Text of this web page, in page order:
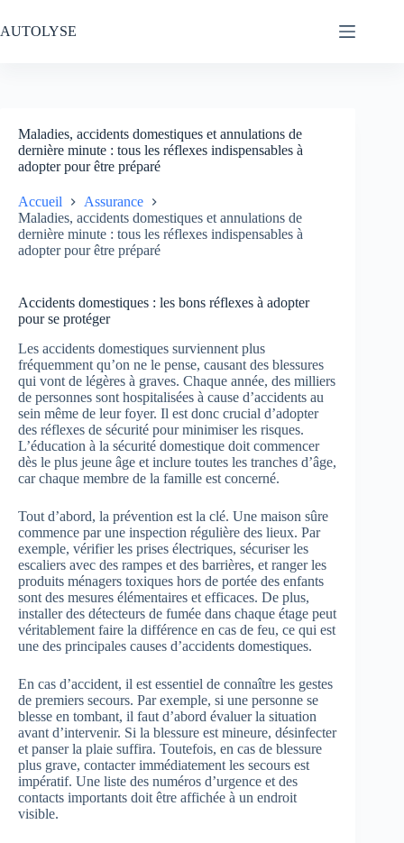
au
contenu
AUTOLYSE
Maladies, accidents domestiques et annulations de
dernière minute : tous les réflexes indispensables à
adopter pour être préparé
Accueil
Assurance
Maladies, accidents domestiques et annulations de
dernière minute : tous les réflexes indispensables à
adopter pour être préparé
Accidents domestiques : les bons réflexes à adopter
pour se protéger
Les accidents domestiques surviennent plus
fréquemment qu’on ne le pense, causant des blessures
qui vont de légères à graves. Chaque année, des milliers
de personnes sont hospitalisées à cause d’accidents au
sein même de leur foyer. Il est donc crucial d’adopter
des réflexes de sécurité pour minimiser les risques.
L’éducation à la sécurité domestique doit commencer
dès le plus jeune âge et inclure toutes les tranches d’âge,
car chaque membre de la famille est concerné.
Tout d’abord, la prévention est la clé. Une maison sûre
commence par une inspection régulière des lieux. Par
exemple, vérifier les prises électriques, sécuriser les
escaliers avec des rampes et des barrières, et ranger les
produits ménagers toxiques hors de portée des enfants
sont des mesures élémentaires et efficaces. De plus,
installer des détecteurs de fumée dans chaque étage peut
véritablement faire la différence en cas de feu, ce qui est
une des principales causes d’accidents domestiques.
En cas d’accident, il est essentiel de connaître les gestes
de premiers secours. Par exemple, si une personne se
blesse en tombant, il faut d’abord évaluer la situation
avant d’intervenir. Si la blessure est mineure, désinfecter
et panser la plaie suffira. Toutefois, en cas de blessure
plus grave, contacter immédiatement les secours est
impératif. Une liste des numéros d’urgence et des
contacts importants doit être affichée à un endroit
visible.